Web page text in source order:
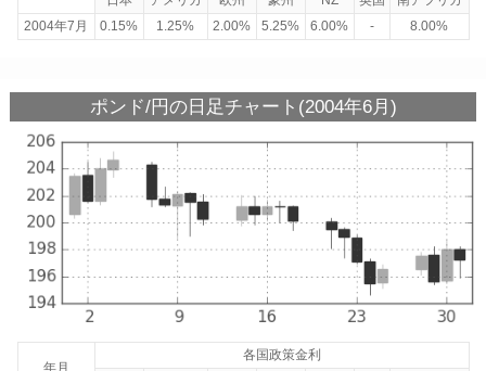
2004年7月
0.15% 1.25% 2.00% 5.25% 6.00% - 8.00%
ポンド/円の日足チャート(2004年6月)
各国政策金利